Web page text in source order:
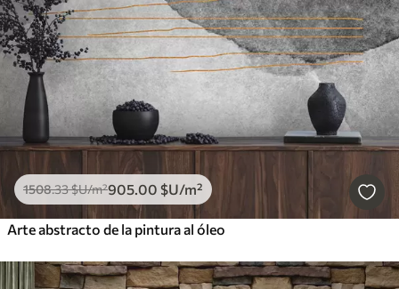
1508.33$U/m²905.00 $U/m²
Arte abstracto de la pintura al óleo